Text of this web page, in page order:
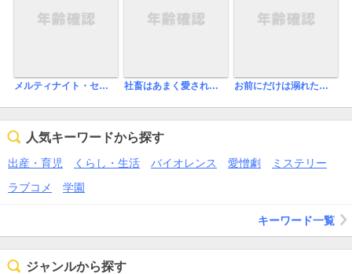
メルティナイト・セラピー 社畜はあまく愛されたい【電子限定描き下ろし漫画付き】 お前にだけは溺れたくない
人気キーワードから探す
出産・育児 くらし・生活 バイオレンス 愛憎劇
ミステリー
ラブコメ
学園
キーワード一覧
ジャンルから探す